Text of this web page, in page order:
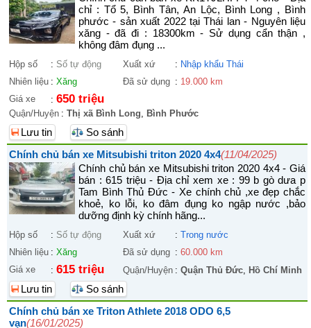
chỉ : Tổ 5, Bình Tân, An Lộc, Bình Long , Bình
phước - sản xuất 2022 tại Thái lan - Nguyên liệu
xăng - đã đi : 18300km - Sử dụng cẩn thận ,
không đâm đụng ...
Hộp số : Số tự động Xuất xứ : Nhập khẩu Thái
Nhiên liệu : Xăng Đã sử dụng : 19.000 km
Giá xe
: 650 triệu
Quận/Huyện : Thị xã Bình Long, Bình Phước
Lưu tin
So sánh
Chính chủ bán xe Mitsubishi triton 2020 4x4(11/04/2025)
Chính chủ bán xe Mitsubishi triton 2020 4x4 - Giá
bán : 615 triệu - Địa chỉ xem xe : 99 b gò dưa p
Tam Bình Thủ Đức - Xe chính chủ ,xe đẹp chắc
khoẻ, ko lỗi, ko đâm đụng ko ngập nước ,bảo
dưỡng định kỳ chính hãng...
Hộp số : Số tự động Xuất xứ : Trong nước
Nhiên liệu : Xăng Đã sử dụng : 60.000 km
Giá xe
: 615 triệu Quận/Huyện : Quận Thủ Đức, Hồ Chí Minh
Lưu tin
So sánh
Chính chủ bán xe Triton Athlete 2018 ODO 6,5
vạn(16/01/2025)